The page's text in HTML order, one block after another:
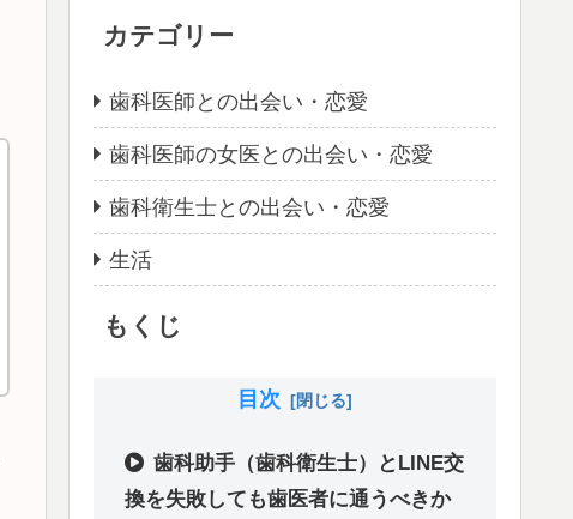
カテゴリー
歯科医師との出会い・恋愛
歯科医師の女医との出会い・恋愛
歯科衛生士との出会い・恋愛
生活
もくじ
目次
歯科助手（歯科衛生士）とLINE交
換を失敗しても歯医者に通うべきか